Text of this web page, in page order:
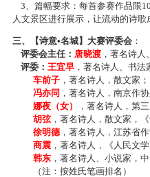
3、篇幅要求：每首参赛作品限
人文景区进行展示，让流动的诗
三、【诗意•名城】大赛评委会 ：
评委会主任： 唐晓渡 ，著名诗
评委： 王宜早 ，著名诗人、书
车前子 ，著名诗人，散文家；
冯亦同 ，著名诗人，南京作
娜夜（女）
，著名诗人，第
胡弦，著名诗人，散文家，
徐明德，著名诗人，江苏省
商震 ，著名诗人，《人民文
韩东 ，著名诗人、小说家，
（注：按姓氏笔画排名）